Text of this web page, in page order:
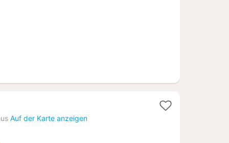
Auf der Karte anzeigen